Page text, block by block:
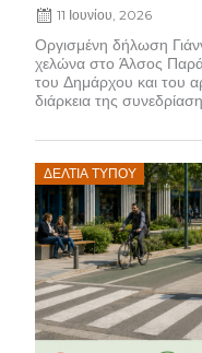
11 Ιουνίου, 2026
Οργισμένη δήλωση
χελώνα στο Άλσος Παρά
του Δημάρχου και του
διάρκεια της
ΔΕΛΤΊΑ ΤΎΠΟΥ
Posted
on